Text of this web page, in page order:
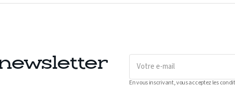
Votre
mail
En vous inscrivant, vous acceptez les